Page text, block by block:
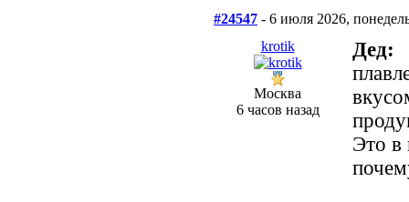
#24547 - 6 июля 2026,
krotik
Москва
6 часов назад
Дед:
Это в